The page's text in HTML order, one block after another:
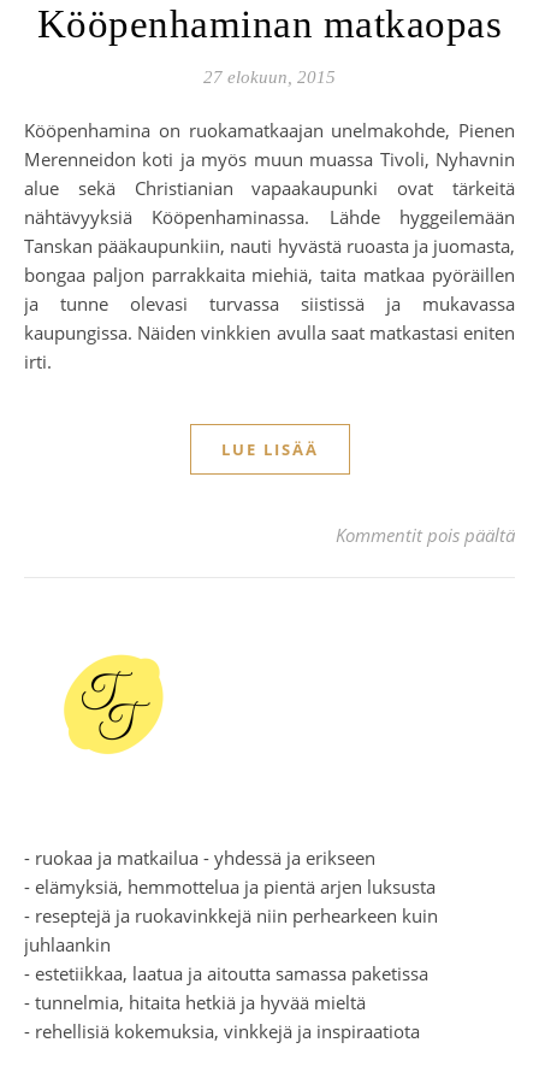
Kööpenhaminan matkaopas
27 elokuun, 2015
Kööpenhamina on ruokamatkaajan unelmakohde, Pienen
Merenneidon koti ja myös muun muassa Tivoli, Nyhavnin
alue sekä Christianian vapaakaupunki ovat tärkeitä
nähtävyyksiä Kööpenhaminassa. Lähde hyggeilemään
Tanskan pääkaupunkiin, nauti hyvästä ruoasta ja juomasta,
bongaa paljon parrakkaita miehiä, taita matkaa pyöräillen
ja tunne olevasi turvassa siistissä ja mukavassa
kaupungissa. Näiden vinkkien avulla saat matkastasi eniten
irti.
LUE LISÄÄ
Kommentit pois päältä
- ruokaa ja matkailua - yhdessä ja erikseen
- elämyksiä, hemmottelua ja pientä arjen luksusta
- reseptejä ja ruokavinkkejä niin perhearkeen kuin
juhlaankin
- estetiikkaa, laatua ja aitoutta samassa paketissa
- tunnelmia, hitaita hetkiä ja hyvää mieltä
- rehellisiä kokemuksia, vinkkejä ja inspiraatiota